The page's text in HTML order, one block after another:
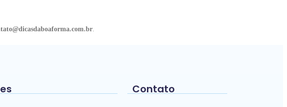
.
Contato